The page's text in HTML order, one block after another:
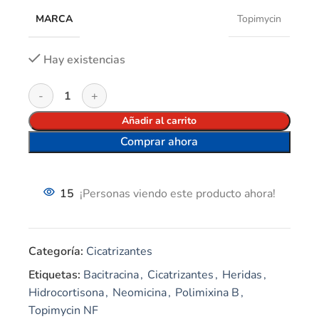
MARCA Topimycin
Hay existencias
Añadir al carrito
Comprar ahora
15 ¡Personas viendo este producto ahora!
Categoría: Cicatrizantes
Etiquetas: Bacitracina, Cicatrizantes, Heridas,
Hidrocortisona, Neomicina, Polimixina B,
Topimycin NF